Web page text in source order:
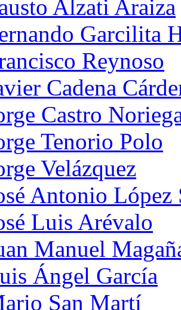
Alzati Araiza
Garcilita
Reynoso
Cadena
Castro
Tenorio Polo
Velázquez
Antonio López
Luis Arévalo
Manuel
Ángel García
San Martí